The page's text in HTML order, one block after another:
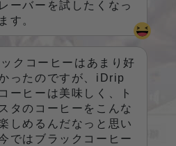
ーバーを試したくなっ
す。
クコーヒーはあまり好
ったのですが、iDrip
ーヒーは美味しく、ト
タのコーヒーをこんな
しめるんだなっと思い
ではブラックコーヒー